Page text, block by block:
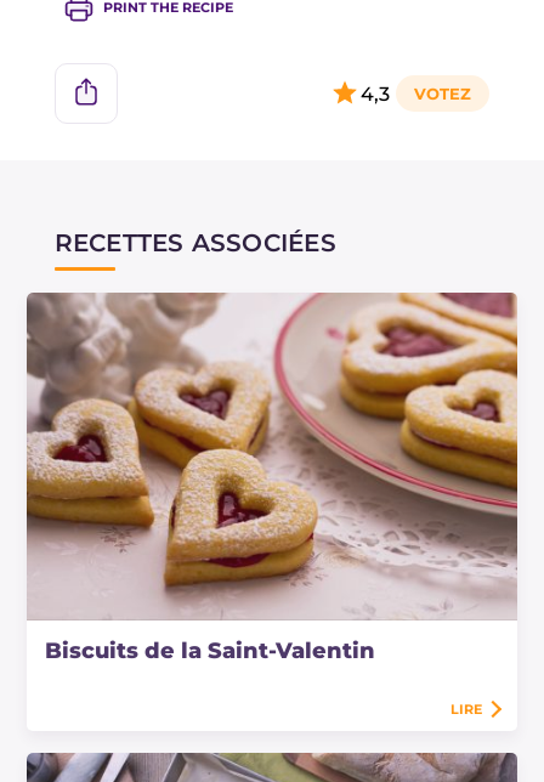
PRINT THE RECIPE
4,3
RECETTES ASSOCIÉES
Biscuits de la Saint-Valentin
LIRE